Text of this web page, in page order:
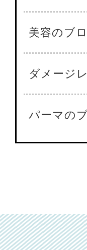
美容のブ
ダメージ
パーマの